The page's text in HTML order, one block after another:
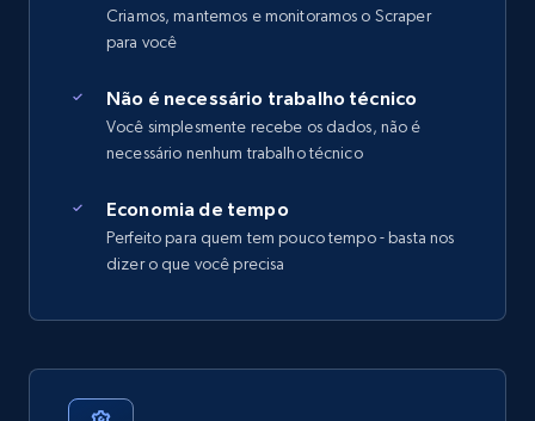
Criamos, mantemos e monitoramos o Scraper
para você
Não é necessário trabalho técnico
Você simplesmente recebe os dados, não é
necessário nenhum trabalho técnico
Economia de tempo
Perfeito para quem tem pouco tempo - basta nos
dizer o que você precisa